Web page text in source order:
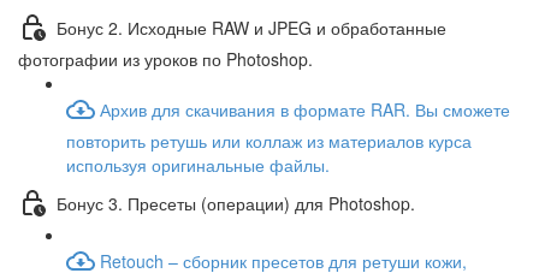
Бонус 2. Исходные RAW и JPEG и обработанные
фотографии из уроков по Photoshop.
Архив для скачивания в формате RAR. Вы сможете
повторить ретушь или коллаж из материалов курса
используя оригинальные файлы.
Бонус 3. Пресеты (операции) для Photoshop.
Retouch – сборник пресетов для ретуши кожи,